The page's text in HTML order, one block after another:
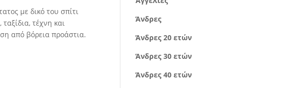
με δικό του σπίτι
τέχνη και
από βόρεια προάστια.
Άνδρες
Άνδρες 20 ετών
Άνδρες 30 ετών
Άνδρες 40 ετών